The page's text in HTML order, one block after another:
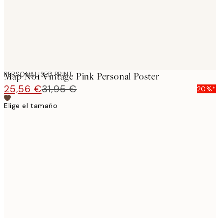
PERSONALISED PRINT
Map No1 Vintage Pink Personal Poster
25,56 €31,95 €
20%*
Elige el tamaño